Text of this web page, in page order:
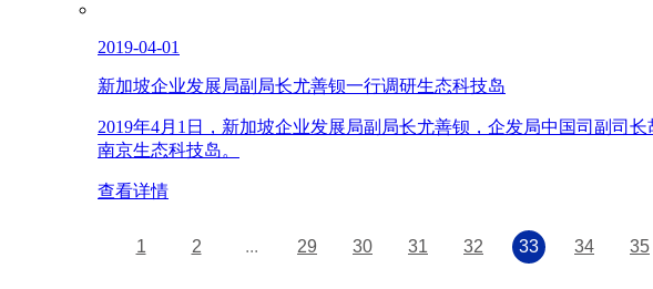
2019-04-01
新加坡企业发展局副局长尤善钡一行调研生态科技岛
2019年4月1日，新加坡企业发展局副局长尤善钡，企发局中国司副司
南京生态科技岛。
查看详情
1 2 ... 29 30 31 32 33 34 35